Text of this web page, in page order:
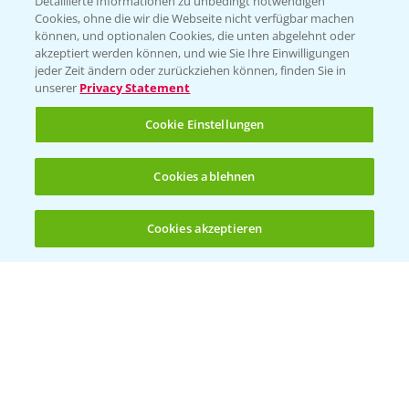
(noch 4)
Folgen Sie uns
Allgemeine Nutzungsbedingungen
Datenschutzerklärung
Cookies, ohne die wir die Webseite nicht verfügbar machen
können, und optionalen Cookies, die unten abgelehnt oder
akzeptiert werden können, und wie Sie Ihre Einwilligungen
jeder Zeit ändern oder zurückziehen können, finden Sie in
unserer Privacy Statement
Cookie Einstellungen
Cookies ablehnen
Cookies akzeptieren